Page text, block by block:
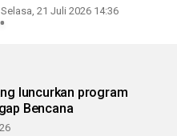
Selasa, 21 Juli 2026 14:36
luncurkan program
Bencana